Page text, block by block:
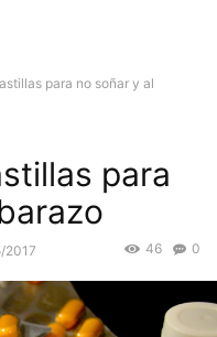
para no soñar y al
para
2017 0
46